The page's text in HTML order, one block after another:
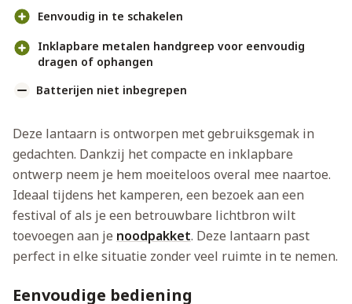
Eenvoudig in te schakelen
Inklapbare metalen handgreep voor eenvoudig
dragen of ophangen
Batterijen niet inbegrepen
Deze lantaarn is ontworpen met gebruiksgemak in
gedachten. Dankzij het compacte en inklapbare
ontwerp neem je hem moeiteloos overal mee naartoe.
Ideaal tijdens het kamperen, een bezoek aan een
festival of als je een betrouwbare lichtbron wilt
toevoegen aan je noodpakket. Deze lantaarn past
perfect in elke situatie zonder veel ruimte in te nemen.
Eenvoudige bediening